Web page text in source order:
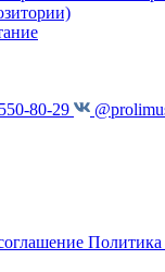
80-29
Политика